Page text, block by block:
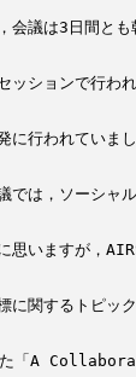
会議は3日間と
ッションで行わ
に行われていまし
では，ソーシャ
思いますが，
に関するトピッ
た「A